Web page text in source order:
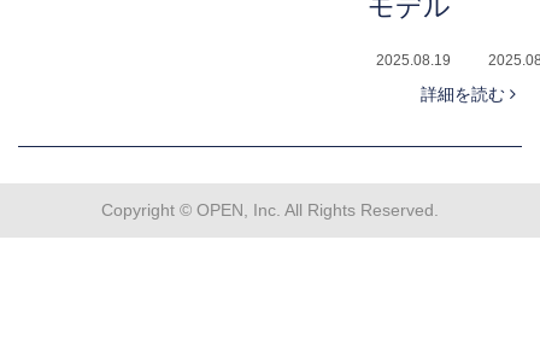
モデル
2025.08.19
詳細を読む
Copyright © OPEN, Inc. All Rights Reserved.